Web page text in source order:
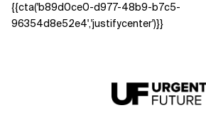
{{cta('b89d0ce0-d977-48b9-b7c5-
96354d8e52e4','justifycenter')}}